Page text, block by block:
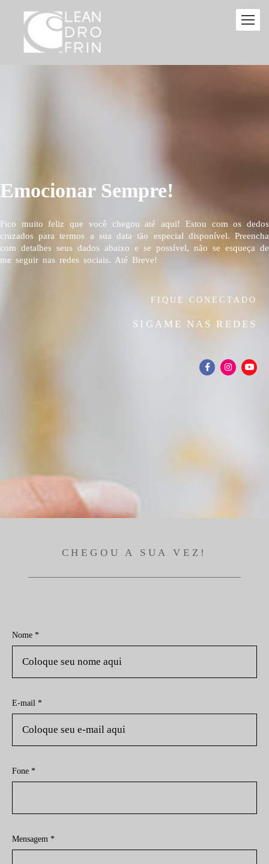
Emocionar Sempre!
Fico muito feliz que você chegou até aqui! Estou com os dedos
cruzados para termos a sua data tão especial disponível. Preencha
com detalhes seus dados abaixo e se possível, não se esqueça de
me seguir nas redes sociais. Até Breve!
FIQUE CONECTADO
SIGAME NAS REDES
CHEGOU A SUA VEZ!
Nome *
E-mail *
Fone *
Mensagem *